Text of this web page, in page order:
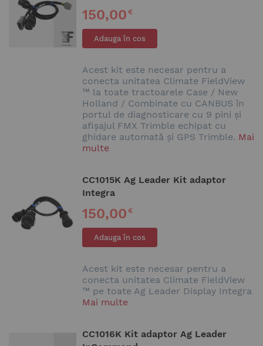
150,00€
Adauga în cos
Acest kit este necesar pentru a
conecta unitatea Climate FieldView
™ la toate tractoarele Case / New
Holland / Combinate cu CANBUS în
portul de diagnosticare cu 9 pini și
afișajul FMX Trimble echipat cu
ghidare automată și GPS Trimble. Mai
multe
CC1015K Ag Leader Kit adaptor
Integra
150,00€
Adauga în cos
Acest kit este necesar pentru a
conecta unitatea Climate FieldView
™ pe toate Ag Leader Display Integra
Mai multe
CC1016K Kit adaptor Ag Leader